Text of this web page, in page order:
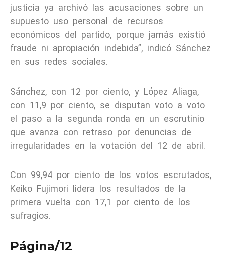
justicia ya archivó las acusaciones sobre un
supuesto uso personal de recursos
económicos del partido, porque jamás existió
fraude ni apropiación indebida”, indicó Sánchez
en sus redes sociales.
Sánchez, con 12 por ciento, y López Aliaga,
con 11,9 por ciento, se disputan voto a voto
el paso a la segunda ronda en un escrutinio
que avanza con retraso por denuncias de
irregularidades en la votación del 12 de abril.
Con 99,94 por ciento de los votos escrutados,
Keiko Fujimori lidera los resultados de la
primera vuelta con 17,1 por ciento de los
sufragios.
Página/12